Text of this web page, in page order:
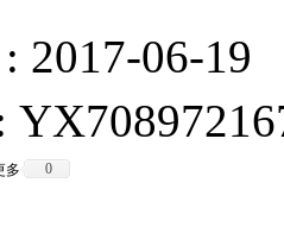
2017-06-19
多 0